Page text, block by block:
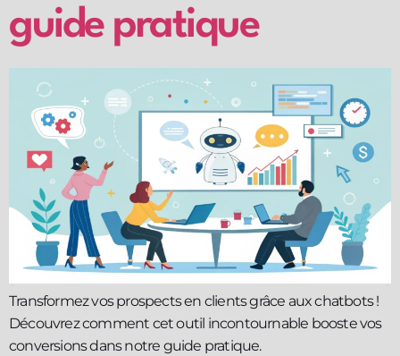
guide pratique
Transformez vos prospects en clients grâce aux chatbots !
Découvrez comment cet outil incontournable booste vos
conversions dans notre guide pratique.